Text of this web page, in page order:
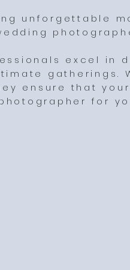
unforgettable
excel in
gatherings.
ensure that
for